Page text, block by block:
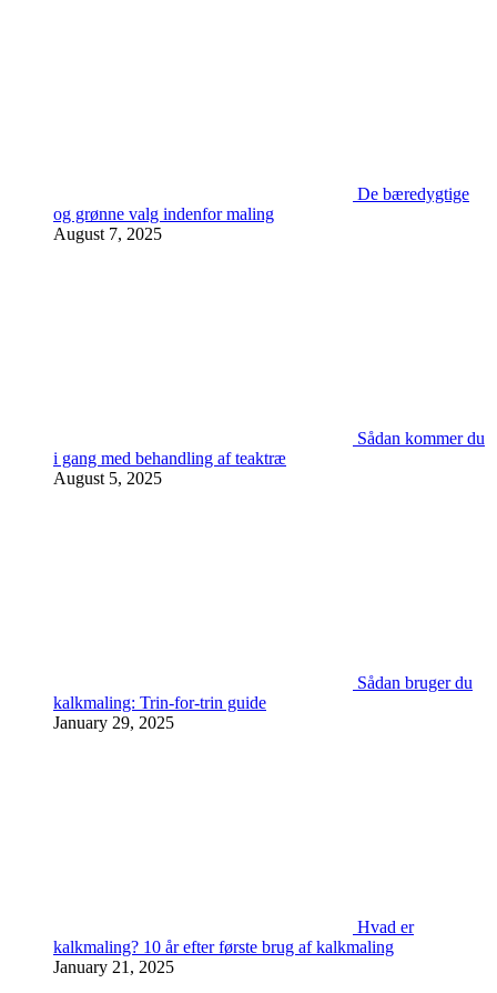
De bæredygtige
og grønne valg indenfor maling
August 7, 2025
Sådan kommer du
i gang med behandling af teaktræ
August 5, 2025
Sådan bruger du
kalkmaling: Trin-for-trin guide
January 29, 2025
Hvad er
kalkmaling? 10 år efter første brug af kalkmaling
January 21, 2025